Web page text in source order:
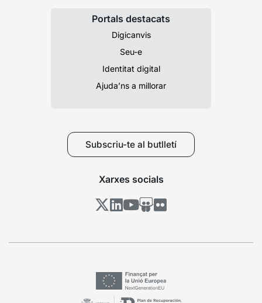
Portals destacats
Digicanvis
Seu-e
Identitat digital
Ajuda’ns a millorar
Subscriu-te al butlletí
Xarxes socials